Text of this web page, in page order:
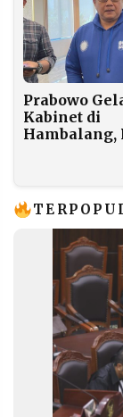
Prabowo
Kabinet di
Hambalang,